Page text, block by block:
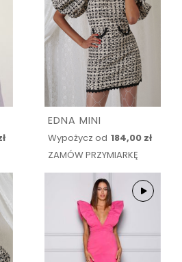
EDNA MINI
Wypożycz od 184,00 zł
ZAMÓW PRZYMIARKĘ